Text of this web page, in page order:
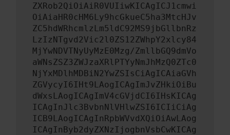
ZXRob2QiOiAiR0VUIiwKICAgICJ1cmwi
OiAiaHR0cHM6Ly9hcGkueC5ha3MtcHJv
ZC5hdWRhcmlzLm5ldC92MS9jbGllbnRz
LzIzNTgvd2Vic2l0ZS12ZWhpY2xlcy84
MjYwNDVTNyUyMzE0Mzg/ZmllbGQ9dmVo
aWNsZSZ3ZWJzaXRlPTYyNmJhMzQ0ZTc0
NjYxMDlhMDBiN2YwZSIsCiAgICAiaGVh
ZGVycyI6IHt9LAogICAgImJvZHkiOiBu
dWxsLAogICAgImV4cGVjdCI6IHsKICAg
ICAgInJlc3BvbnNlVHlwZSI6ICIiCiAg
ICB9LAogICAgInRpbWVvdXQiOiAwLAog
ICAgInByb2dyZXNzIjogbnVsbCwKICAg